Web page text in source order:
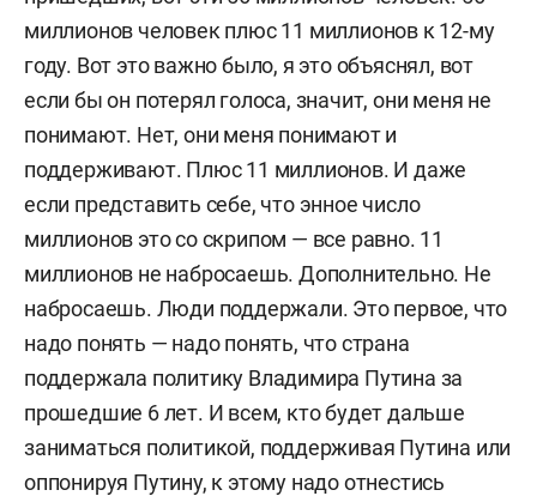
миллионов человек плюс 11 миллионов к 12-му
году. Вот это важно было, я это объяснял, вот
если бы он потерял голоса, значит, они меня не
понимают. Нет, они меня понимают и
поддерживают. Плюс 11 миллионов. И даже
если представить себе, что энное число
миллионов это со скрипом — все равно. 11
миллионов не набросаешь. Дополнительно. Не
набросаешь. Люди поддержали. Это первое, что
надо понять — надо понять, что страна
поддержала политику Владимира Путина за
прошедшие 6 лет. И всем, кто будет дальше
заниматься политикой, поддерживая Путина или
оппонируя Путину, к этому надо отнестись